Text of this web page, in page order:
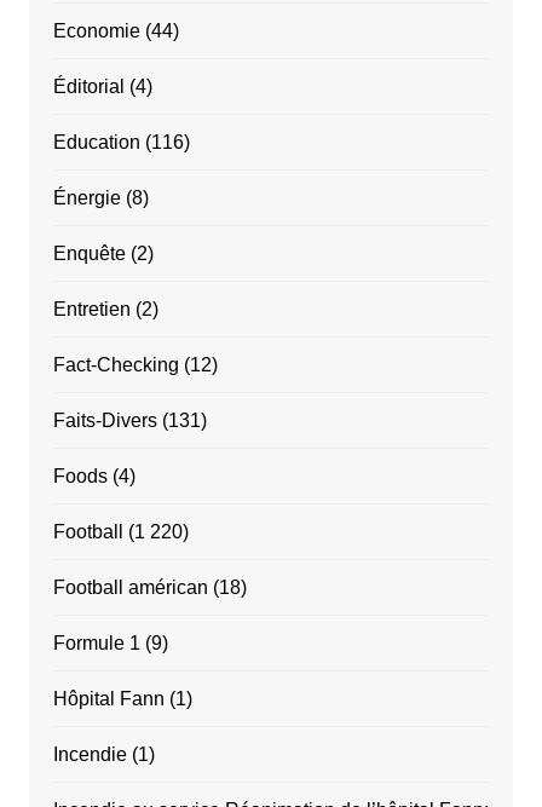
Economie(44)
Éditorial (4)
Education (116)
Énergie(8)
Enquête(2)
Entretien (2)
Fact-Checking (12)
Faits-Divers(131)
Foods(4)
Football (1 220)
Football américan (18)
Formule 1 (9)
Hôpital Fann (1)
Incendie(1)